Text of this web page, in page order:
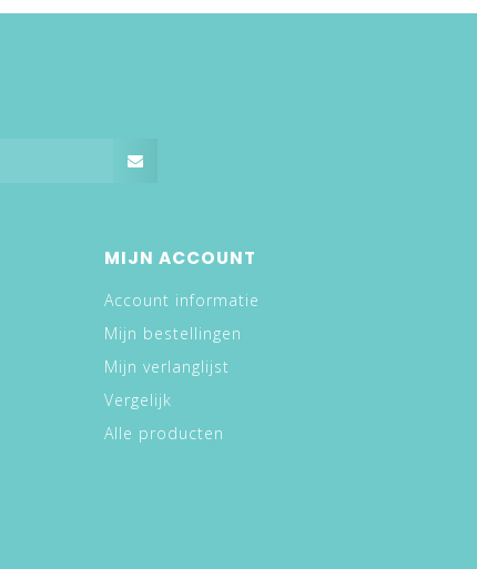
MIJN ACCOUNT
Account informatie
Mijn bestellingen
Mijn verlanglijst
Vergelijk
Alle producten